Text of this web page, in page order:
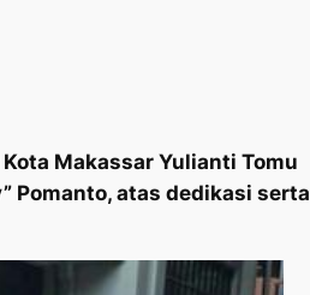
Makassar Yulianti Tomu
Pomanto, atas dedikasi serta